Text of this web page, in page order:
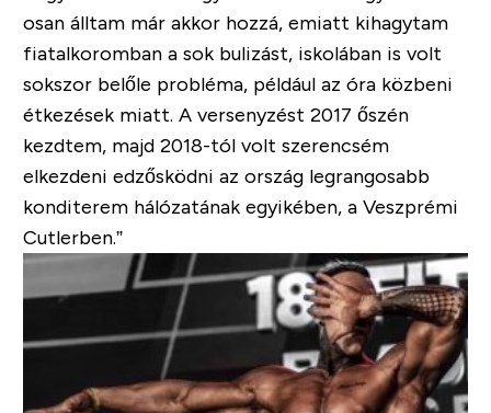
osan álltam már akkor hozzá, emiatt kihagytam
fiatalkoromban a sok bulizást, iskolában is volt
sokszor belőle probléma, például az óra közbeni
étkezések miatt. A versenyzést 2017 őszén
kezdtem, majd 2018-tól volt szerencsém
elkezdeni edzősködni az ország legrangosabb
konditerem hálózatának egyikében, a Veszprémi
Cutlerben.”